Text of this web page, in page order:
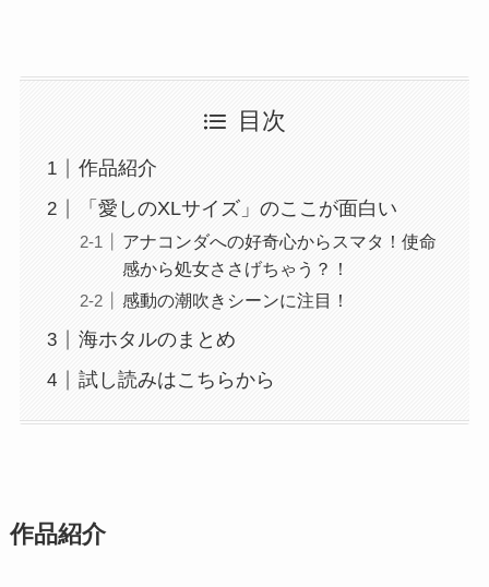
目次
作品紹介
「愛しのXLサイズ」のここが面白い
アナコンダへの好奇心からスマタ！使命
感から処女ささげちゃう？！
感動の潮吹きシーンに注目！
海ホタルのまとめ
試し読みはこちらから
作品紹介